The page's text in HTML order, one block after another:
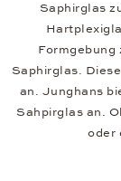
Saphirglas
Formgebung
Saphirglas.
an. Junghans
Sahpirglas an.
oder